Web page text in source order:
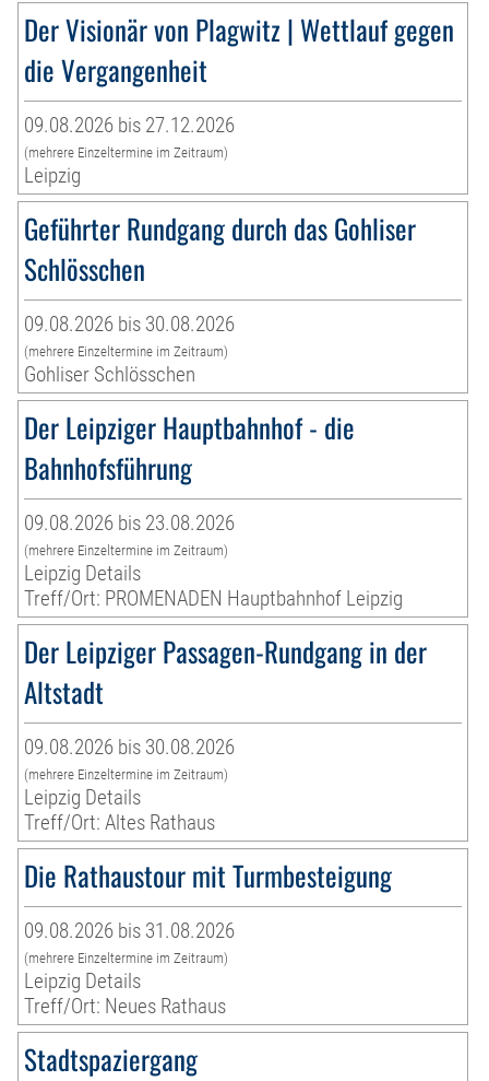
Der Visionär von Plagwitz | Wettlauf gegen
die Vergangenheit
09.08.2026 bis 27.12.2026
(mehrere Einzeltermine im Zeitraum)
Leipzig
Geführter Rundgang durch das Gohliser
Schlösschen
09.08.2026 bis 30.08.2026
(mehrere Einzeltermine im Zeitraum)
Gohliser Schlösschen
Der Leipziger Hauptbahnhof - die
Bahnhofsführung
09.08.2026 bis 23.08.2026
(mehrere Einzeltermine im Zeitraum)
Leipzig Details
Treff/Ort: PROMENADEN Hauptbahnhof Leipzig
Der Leipziger Passagen-Rundgang in der
Altstadt
09.08.2026 bis 30.08.2026
(mehrere Einzeltermine im Zeitraum)
Leipzig Details
Treff/Ort: Altes Rathaus
Die Rathaustour mit Turmbesteigung
09.08.2026 bis 31.08.2026
(mehrere Einzeltermine im Zeitraum)
Leipzig Details
Treff/Ort: Neues Rathaus
Stadtspaziergang